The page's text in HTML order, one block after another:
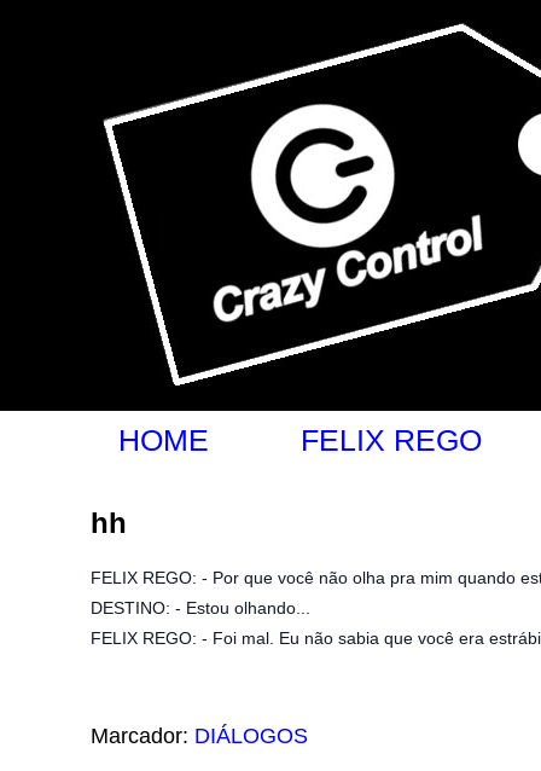
HOME FELIX REGO
hh
FELIX REGO: - Por que você não olha pra mim quando
DESTINO: - Estou olhando...
FELIX REGO: - Foi mal. Eu não sabia que você era
Marcador: DIÁLOGOS